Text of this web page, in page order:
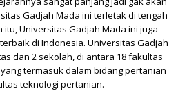
Gadjah Mada ini terletak di tengah
itu,Universitas Gadjah Mada ini juga
di Indonesia. Universitas Gadjah
dan 2 sekolah, di antara 18 fakultas
termasuk dalam bidang pertanian
teknologi pertanian.